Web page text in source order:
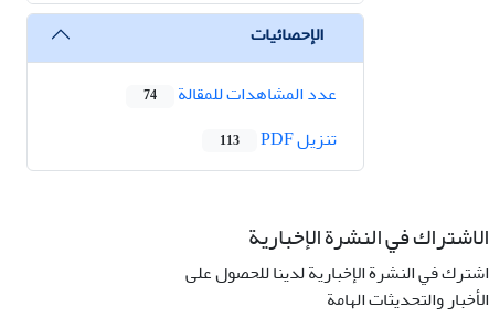
الإحصائيات
عدد المشاهدات للمقالة
74
تنزیل PDF 113
الاشتراك في النشرة الإخبارية
اشترك في النشرة الإخبارية لدينا للحصول على
الأخبار والتحديثات الهامة